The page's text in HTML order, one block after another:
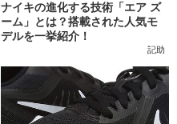
ナイキの進化する技術「エア ズ
ーム」とは？搭載された人気モ
デルを一挙紹介！
記助